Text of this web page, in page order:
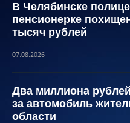
В Челябинске
пенсионерке
тысяч рублей
07.08.2026
Два миллиона
за автомобиль
области